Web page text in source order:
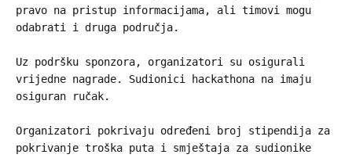
pravo na pristup informacijama, ali timovi mogu
odabrati i druga područja.
Uz podršku sponzora, organizatori su osigurali
vrijedne nagrade. Sudionici hackathona na imaju
osiguran ručak.
Organizatori pokrivaju određeni broj stipendija za
pokrivanje troška puta i smještaja za sudionike